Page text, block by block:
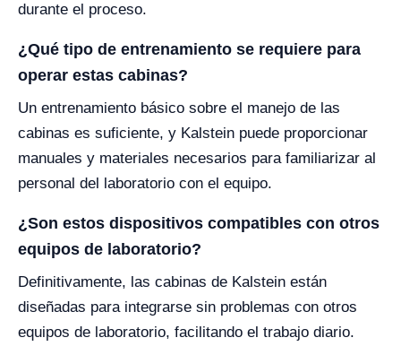
durante el proceso.
¿Qué tipo de entrenamiento se requiere para
operar estas cabinas?
Un entrenamiento básico sobre el manejo de las
cabinas es suficiente, y Kalstein puede proporcionar
manuales y materiales necesarios para familiarizar al
personal del laboratorio con el equipo.
¿Son estos dispositivos compatibles con otros
equipos de laboratorio?
Definitivamente, las cabinas de Kalstein están
diseñadas para integrarse sin problemas con otros
equipos de laboratorio, facilitando el trabajo diario.